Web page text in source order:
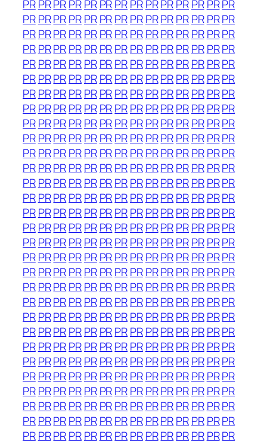
PRPRPRPRPR PRPRPRPRPRPRPR PRPR
PRPRPRPRPR PRPRPRPRPRPRPR PRPR
PRPRPRPRPR PRPRPRPRPRPRPR PRPR
PRPRPRPRPR PRPRPRPRPRPRPR PRPR
PRPRPRPRPR PRPRPRPRPRPRPR PRPR
PRPRPRPRPR PRPRPRPRPRPRPR PRPR
PRPRPRPRPR PRPRPRPRPRPRPR PRPR
PRPRPRPRPR PRPRPRPRPRPRPR PRPR
PRPRPRPRPR PRPRPRPRPRPRPR PRPR
PRPRPRPRPR PRPRPRPRPRPRPR PRPR
PRPRPRPRPR PRPRPRPRPRPRPR PRPR
PRPRPRPRPR PRPRPRPRPRPRPR PRPR
PRPRPRPRPR PRPRPRPRPRPRPR PRPR
PRPRPRPRPR PRPRPRPRPRPRPR PRPR
PRPRPRPRPR PRPRPRPRPRPRPR PRPR
PRPRPRPRPR PRPRPRPRPRPRPR PRPR
PRPRPRPRPR PRPRPRPRPRPRPR PRPR
PRPRPRPRPR PRPRPRPRPRPRPR PRPR
PRPRPRPRPR PRPRPRPRPRPRPR PRPR
PRPRPRPRPR PRPRPRPRPRPRPR PRPR
PRPRPRPRPR PRPRPRPRPRPRPR PRPR
PRPRPRPRPR PRPRPRPRPRPRPR PRPR
PRPRPRPRPR PRPRPRPRPRPRPR PRPR
PRPRPRPRPR PRPRPRPRPRPRPR PRPR
PRPRPRPRPR PRPRPRPRPRPRPR PRPR
PRPRPRPRPR PRPRPRPRPRPRPR PRPR
PRPRPRPRPR PRPRPRPRPRPRPR PRPR
PRPRPRPRPR PRPRPRPRPRPRPR PRPR
PRPRPRPRPR PRPRPRPRPRPRPR PRPR
PRPRPRPRPR PRPRPRPRPRPRPR PRPR